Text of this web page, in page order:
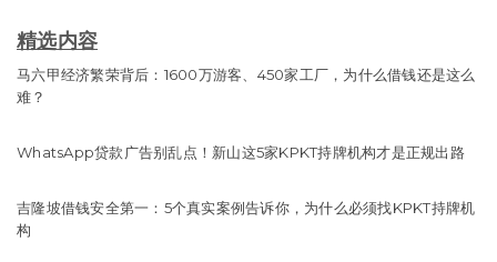
精选内容
马六甲经济繁荣背后：1600万游客、450家工厂，为什么借钱还是这么
难？
WhatsApp贷款广告别乱点！新山这5家KPKT持牌机构才是正规出路
吉隆坡借钱安全第一：5个真实案例告诉你，为什么必须找KPKT持牌机
构